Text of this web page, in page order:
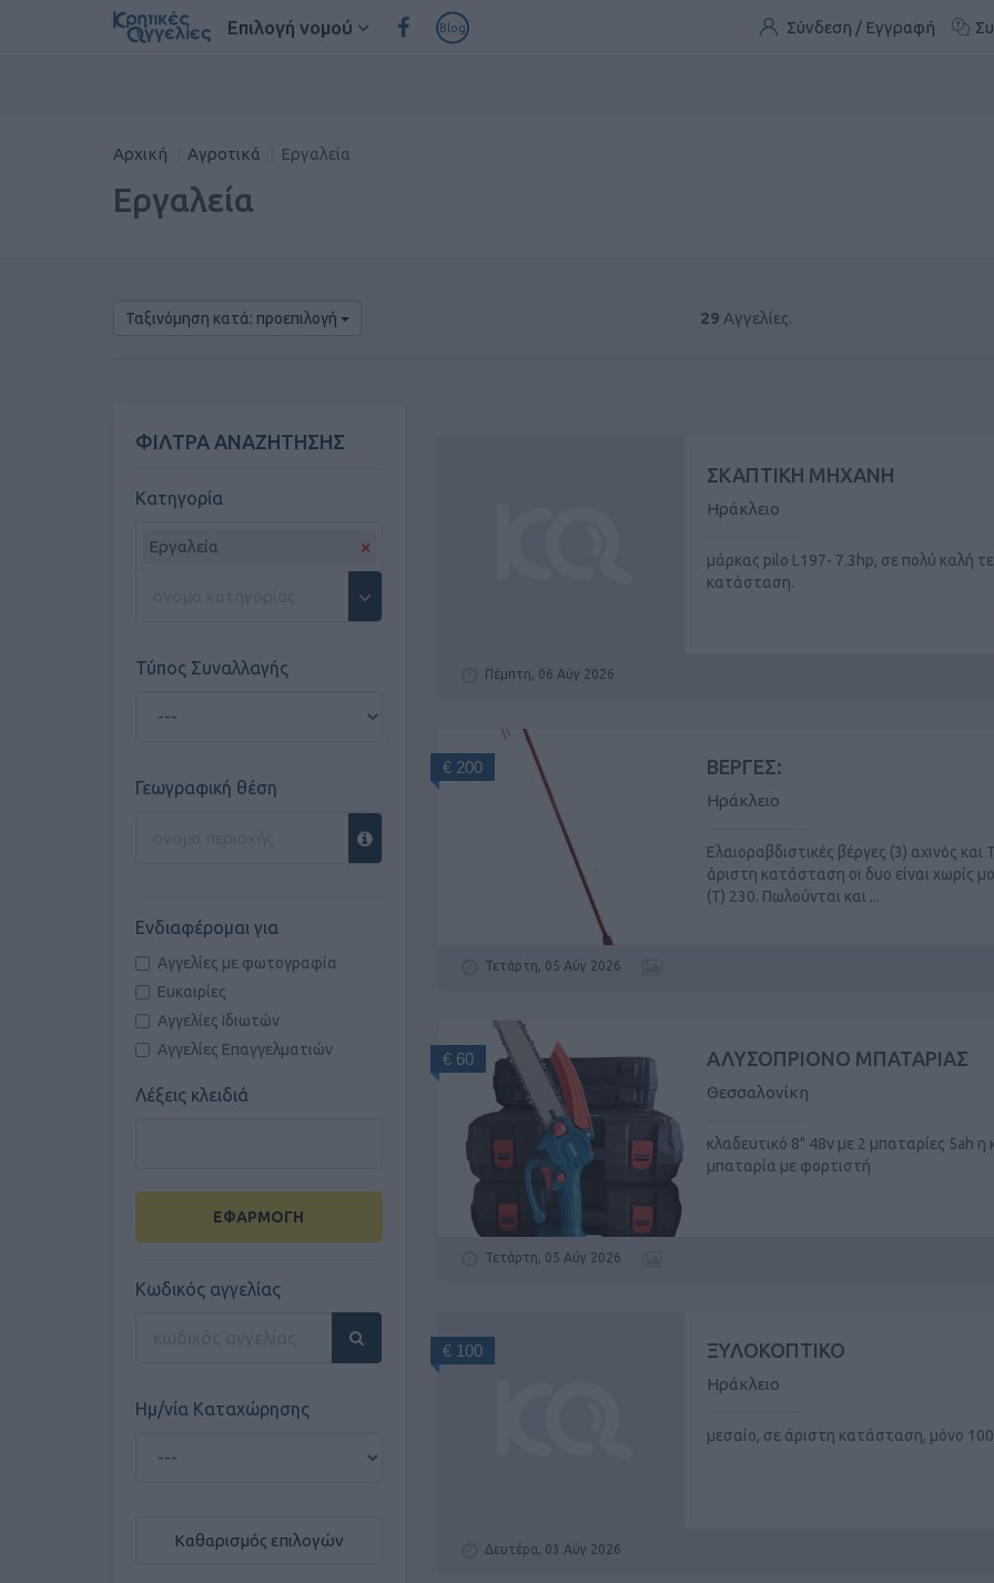
Επιλογή νομού Blog Σύνδεση / Εγγραφή
Αρχική Αγροτικά Εργαλεία
Εργαλεία
Ταξινόμηση κατά: προεπιλογή 29 Αγγελίες.
ΦΙΛΤΡΑ ΑΝΑΖΗΤΗΣΗΣ
Κατηγορία
Εργαλεία ×
Τύπος Συναλλαγής
Γεωγραφική θέση
Ενδιαφέρομαι για
Αγγελίες με φωτογραφία
Ευκαιρίες
Αγγελίες Ιδιωτών
Αγγελίες Επαγγελματιών
Λέξεις κλειδιά
ΕΦΑΡΜΟΓΗ
Κωδικός αγγελίας
Ημ/νία Καταχώρησης
Καθαρισμός επιλογών
ΣΚΑΠΤΙΚΗ ΜΗΧΑΝΗ
Ηράκλειο
μάρκας pilo L197- 7.3hp, σε πολύ καλή
κατάσταση.
Πέμπτη, 06 Αύγ 2026
ΒΕΡΓΕΣ:
Ηράκλειο
Ελαιοραβδιστικές βέργες (3) αχινός και
άριστη κατάσταση οι δυο είναι χωρίς
(Τ) 230. Πωλούνται και ...
€ 200
Τετάρτη, 05 Αύγ 2026
ΑΛΥΣΟΠΡΙΟΝΟ ΜΠΑΤΑΡΙΑΣ
Θεσσαλονίκη
κλαδευτικό 8" 48v με 2 μπαταρίες 5ah η
μπαταρία με φορτιστή
€ 60
Τετάρτη, 05 Αύγ 2026
ΞΥΛΟΚΟΠΤΙΚΟ
Ηράκλειο
μεσαίο, σε άριστη κατάσταση, μόνο
€ 100
Δευτέρα, 03 Αύγ 2026